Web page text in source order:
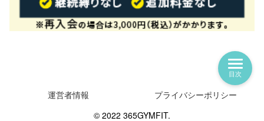
運営者情報
プライバシーポリシー
© 2022 365GYMFIT.
目次